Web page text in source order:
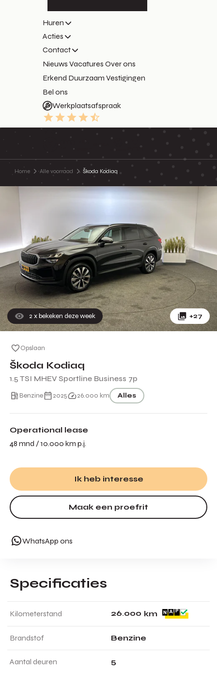
Huren
Acties
Contact
Nieuws Vacatures Over ons
Erkend Duurzaam Vestigingen
Bel ons
Werkplaatsafspraak
9.3
Home Alle voorraad Škoda Kodiaq
2 x bekeken deze week +27
Opslaan
Škoda Kodiaq
1.5 TSI MHEV Sportline Business 7p
Benzine 2025 26.000 km Alles
Operational lease
48 mnd / 10.000 km p.j.
Ik heb interesse
Maak een proefrit
WhatsApp ons
Specificaties
Kilometerstand 26.000 km
Brandstof Benzine
Aantal deuren 5